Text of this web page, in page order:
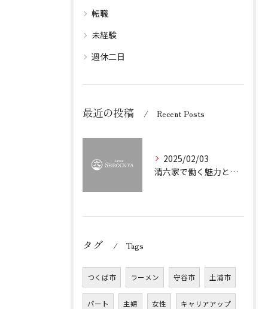
転職
未経験
週休二日
最近の投稿 Recent Posts
2025/02/03
清六家で働く魅力とは？ラーメン業界で成長したいあなたへ
タグ Tags
つくば市 ラーメン 守谷市 土浦市
パート 主婦 女性 キャリアアップ